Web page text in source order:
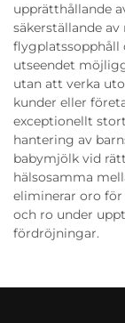
upprätthållande
säkerställande
flygplatssopphåll
utseendet
utan att verka
kunder eller
exceptionellt
hantering av
babymjölk vid
hälsosamma
eliminerar oro
och ro under
fördröjningar.